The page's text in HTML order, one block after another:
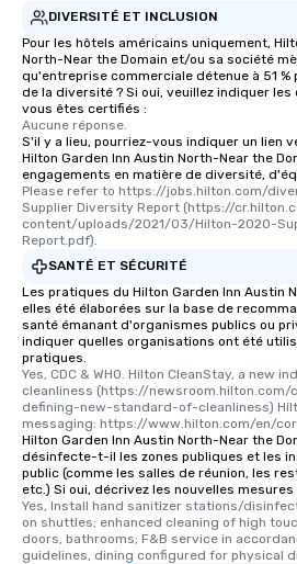
DIVERSITÉ ET INCLUSION
Pour les hôtels américains uniquement,
North-Near the Domain et/ou sa société
qu'entreprise commerciale détenue à 51 %
de la diversité ? Si oui, veuillez indiquer
vous êtes certifiés :
Aucune réponse.
S'il y a lieu, pourriez-vous indiquer un lien
Hilton Garden Inn Austin North-Near the
engagements en matière de diversité,
Please refer to https://jobs.hilton.com/
Supplier Diversity Report (https://
content/uploads/2021/03/Hilton-2020-
Report.pdf).
SANTÉ ET SÉCURITÉ
Les pratiques du Hilton Garden Inn Austin
elles été élaborées sur la base de
santé émanant d'organismes publics ou
indiquer quelles organisations ont été
pratiques.
Yes, CDC & WHO. Hilton CleanStay, a new
cleanliness (https://
defining-new-standard-of-cleanliness)
messaging: https://www.hilton.com/en/
Hilton Garden Inn Austin North-Near the
désinfecte-t-il les zones publiques et les
public (comme les salles de réunion, les
etc.) Si oui, décrivez les nouvelles mesures
Yes, Install hand sanitizer stations/
on shuttles; enhanced cleaning of high
doors, bathrooms; F&B service in
guidelines, dining configured for physical